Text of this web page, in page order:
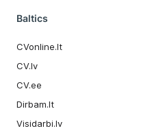
Baltics
CVonline.lt
CV.lv
CV.ee
Dirbam.It
Visidarbi.lv